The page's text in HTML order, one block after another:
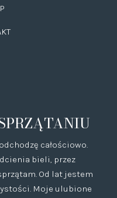
całościowo.
bieli, przez
Od lat jestem
Moje ulubione